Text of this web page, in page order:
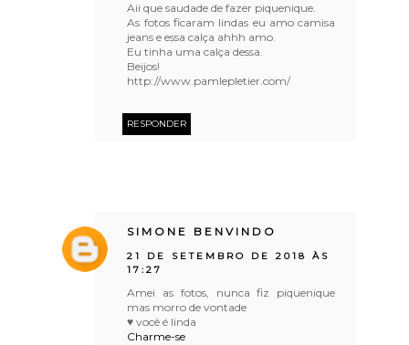
Aii que saudade de fazer piquenique.
As fotos ficaram lindas eu amo camisa
jeans e essa calça ahhh amo.
Eu tinha uma calça dessa.
Beijos!
http://www.pamlepletier.com/
RESPONDER
SIMONE BENVINDO
21 DE SETEMBRO DE 2018 ÀS
17:27
Amei as fotos, nunca fiz piquenique
mas morro de vontade
♥ você é linda
Charme-se